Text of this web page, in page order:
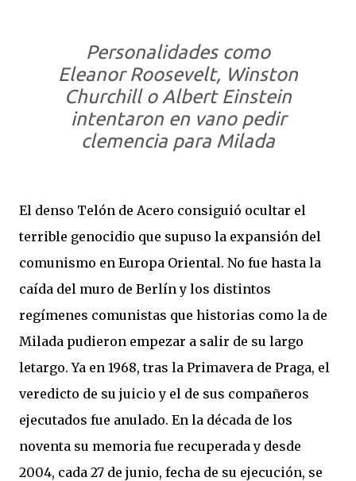
Personalidades como
Eleanor Roosevelt, Winston
Churchill o Albert Einstein
intentaron en vano pedir
clemencia para Milada
El denso Telón de Acero consiguió ocultar el
terrible genocidio que supuso la expansión del
comunismo en Europa Oriental. No fue hasta la
caída del muro de Berlín y los distintos
regímenes comunistas que historias como la de
Milada pudieron empezar a salir de su largo
letargo. Ya en 1968, tras la Primavera de Praga, el
veredicto de su juicio y el de sus compañeros
ejecutados fue anulado. En la década de los
noventa su memoria fue recuperada y desde
2004, cada 27 de junio, fecha de su ejecución, se